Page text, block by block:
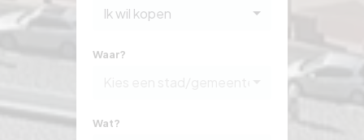
Ik wil kopen
Waar?
Wat?